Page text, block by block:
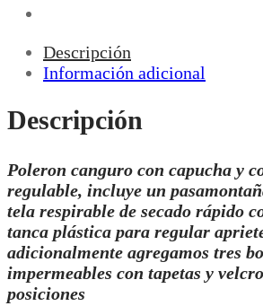
Descripción
Información adicional
Descripción
Poleron canguro con capucha y
regulable, incluye un
tela respirable de secado rápido
tanca plástica para regular
adicionalmente agregamos tres
impermeables con tapetas y
posiciones